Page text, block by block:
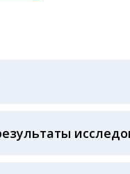
или чека об
тестов